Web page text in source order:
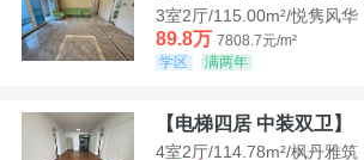
3室2厅/115.00m²/悦隽风华
89.8万 7808.7元/m²
学区
满两年
【电梯四居 中装双卫】
4室2厅/114.78m²/枫丹雅筑